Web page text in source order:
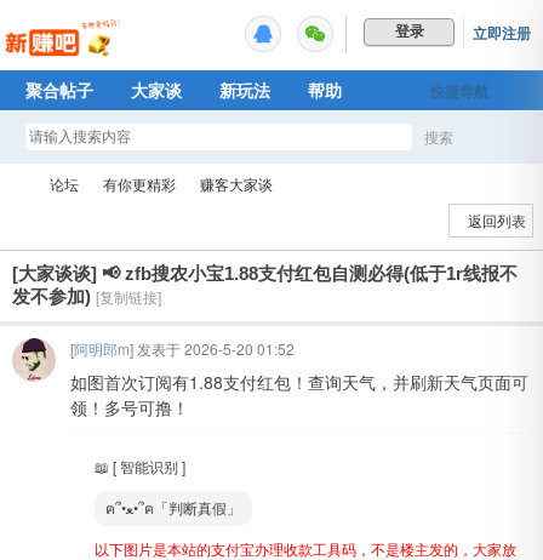
登录 立即注册
快捷导航
聚合帖子 大家谈 新玩法
帮助
Plus权益
搜索
索
新 »
论坛
›
有你更精彩
›
赚客大家谈
返回列表
[大家谈谈] 📢 zfb搜农小宝1.88支付红包自测必得(低于1r线报不
发不参加) [复制链接]
[阿明郎m] 发表于 2026-5-20 01:52
如图首次订阅有1.88支付红包！查询天气，并刷新天气页面可
领！多号可撸！
📖 [ 智能识别 ]
ฅ՞•ﻌ•՞ฅ「判断真假」
以下图片是本站的支付宝办理收款工具码，不是楼主发的，大家放